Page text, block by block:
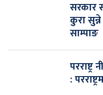
सरकार
कुरा
साम्पाङ
: